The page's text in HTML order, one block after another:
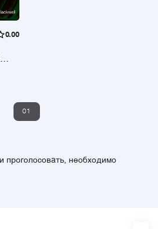
0.00
01
проголосовать, необходимо